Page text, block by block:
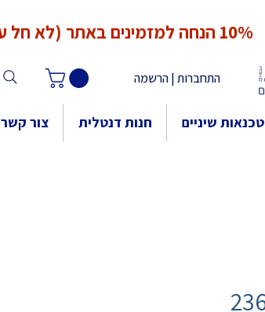
10% הנחה למזמינים באתר (לא חל על ה- OUTLET)
התחברות | הרשמה
טכנאות שיניים חנות דנטלית צור קשר